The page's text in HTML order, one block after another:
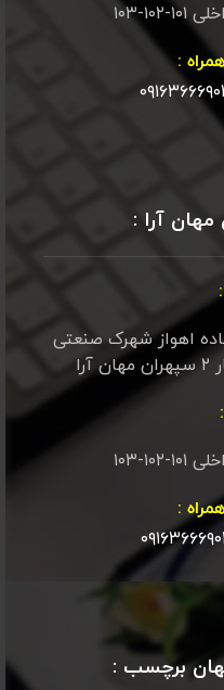
:
مهان آرا :
خرم آباد کیلومتر ۷ جاده اهواز شهرک صنعتی
:
برچسب :